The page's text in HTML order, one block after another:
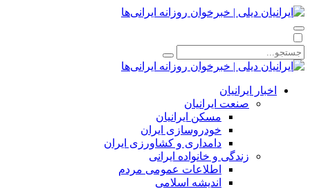
اخبار ایرانیان
صنعت ایرانیان
مسکن ایرانیان
خودروسازی ایران
دامداری و کشاورزی ایران
زندگی و خانواده ایرانی
اطلاعات عمومی مردم
اندیشه اسلامی